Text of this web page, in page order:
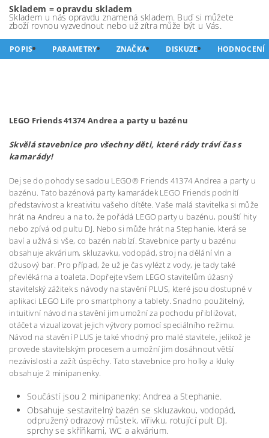
Skladem = opravdu skladem
Skladem u nás opravdu znamená skladem. Buď si můžete
zboží rovnou vyzvednout nebo už zítra může být u Vás.
POPIS PARAMETRY ZNAČKA DISKUZE HODNOCENÍ
LEGO Friends 41374 Andrea a party u bazénu
Skvělá stavebnice pro všechny děti, které rády tráví čas s
kamarády!
Dej se do pohody se sadou LEGO® Friends 41374 Andrea a party u
bazénu. Tato bazénová party kamarádek LEGO Friends podnítí
představivost a kreativitu vašeho dítěte. Vaše malá stavitelka si může
hrát na Andreu a na to, že pořádá LEGO party u bazénu, pouští hity
nebo zpívá od pultu DJ. Nebo si může hrát na Stephanie, která se
baví a užívá si vše, co bazén nabízí. Stavebnice party u bazénu
obsahuje akvárium, skluzavku, vodopád, stroj na dělání vln a
džusový bar. Pro případ, že už je čas vylézt z vody, je tady také
převlékárna a toaleta. Dopřejte všem LEGO stavitelům úžasný
stavitelský zážitek s návody na stavění PLUS, které jsou dostupné v
aplikaci LEGO Life pro smartphony a tablety. Snadno použitelný,
intuitivní návod na stavění jim umožní za pochodu přibližovat,
otáčet a vizualizovat jejich výtvory pomocí speciálního režimu.
Návod na stavění PLUS je také vhodný pro malé stavitele, jelikož je
provede stavitelským procesem a umožní jim dosáhnout větší
nezávislosti a zažít úspěchy. Tato stavebnice pro holky a kluky
obsahuje 2 minipanenky.
Součástí jsou 2 minipanenky: Andrea a Stephanie.
Obsahuje sestavitelný bazén se skluzavkou, vodopád,
odpružený odrazový můstek, vířivku, rotující pult DJ,
sprchy se skříňkami, WC a akvárium.